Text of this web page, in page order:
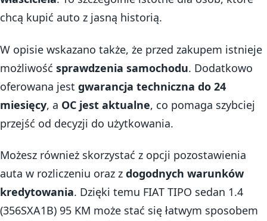
chcą kupić auto z jasną historią.
W opisie wskazano także, że przed zakupem istnieje
możliwość sprawdzenia samochodu. Dodatkowo
oferowana jest gwarancja techniczna do 24
miesięcy, a OC jest aktualne, co pomaga szybciej
przejść od decyzji do użytkowania.
Możesz również skorzystać z opcji pozostawienia
auta w rozliczeniu oraz z dogodnych warunków
kredytowania. Dzięki temu FIAT TIPO sedan 1.4
(356SXA1B) 95 KM może stać się łatwym sposobem